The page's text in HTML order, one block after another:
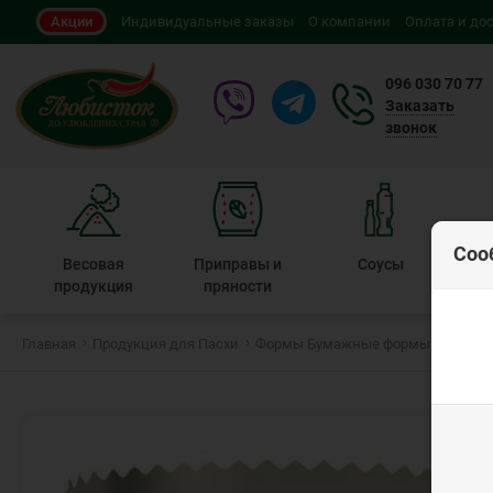
Акции Индивидуальные заказы О компании Оплата и
096 030 70 77
Заказать
звонок
Весовая
продукция
Приправы и
пряности
Соусы